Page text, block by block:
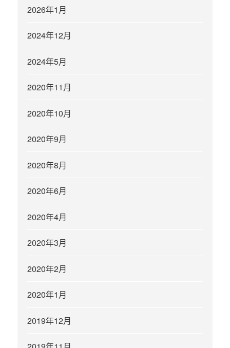
2026年1月
2024年12月
2024年5月
2020年11月
2020年10月
2020年9月
2020年8月
2020年6月
2020年4月
2020年3月
2020年2月
2020年1月
2019年12月